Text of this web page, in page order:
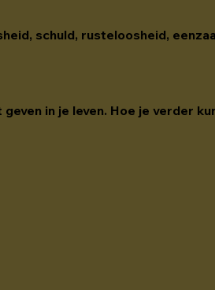
schuld, rusteloosheid,
in je leven. Hoe je verder